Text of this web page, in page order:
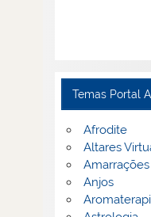
Temas Portal
Afrodite
Altares
Amarrações
Anjos